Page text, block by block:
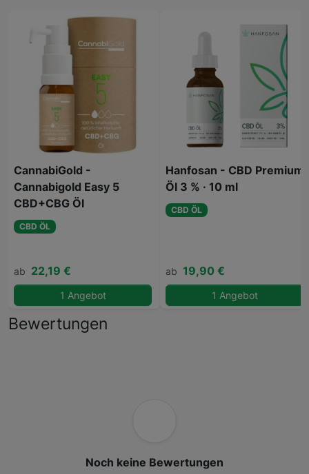
CannabiGold -
Cannabigold Easy 5
CBD+CBG Öl
CBD ÖL
ab 22,19 €
1 Angebot
Hanfosan - CBD Premium
Öl 3 % · 10 ml
CBD ÖL
ab 19,90 €
1 Angebot
Bewertungen
Noch keine Bewertungen